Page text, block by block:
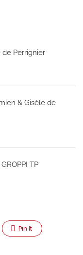
de Perrignier
& Gisèle de
TP
Pin It